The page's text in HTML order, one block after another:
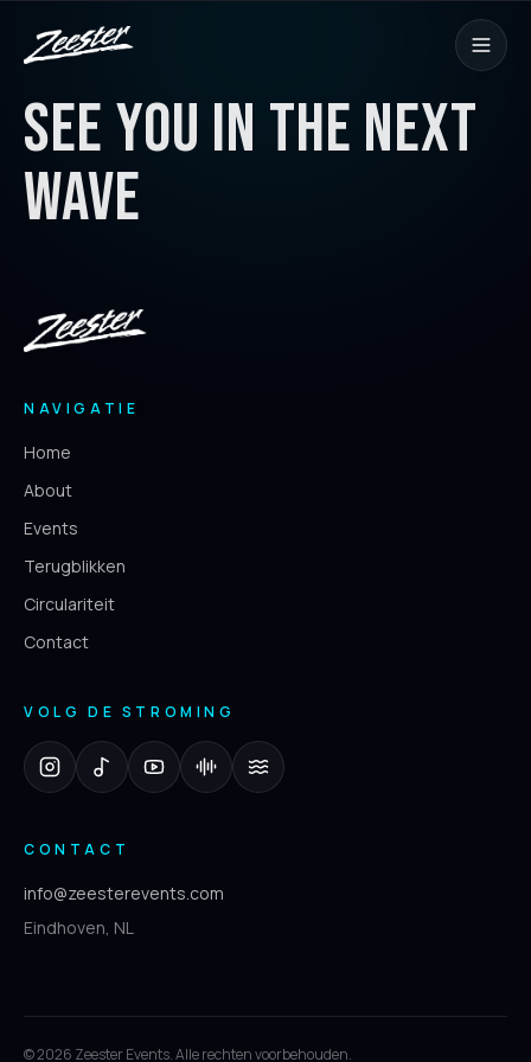
SEE YOU IN THE NEXT
WAVE
NAVIGATIE
Home
About
Events
Terugblikken
Circulariteit
Contact
VOLG DE STROMING
CONTACT
info@zeesterevents.com
Eindhoven, NL
©2026 Zeester Events. Alle rechten voorbehouden.